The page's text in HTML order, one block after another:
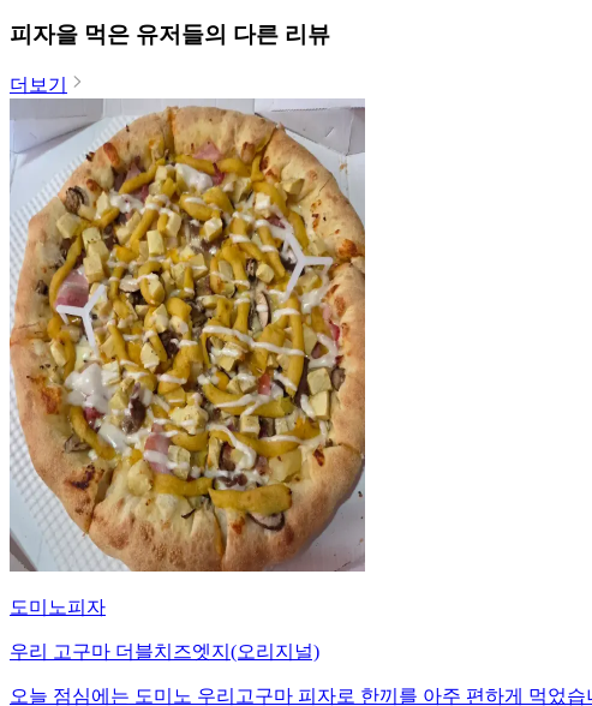
피자을 먹은 유저들의 다른 리뷰
더보기
도미노피자
우리 고구마 더블치즈엣지(오리지널)
오늘 점심에는 도미노 우리고구마 피자로 한끼를 아주 편하게 먹었